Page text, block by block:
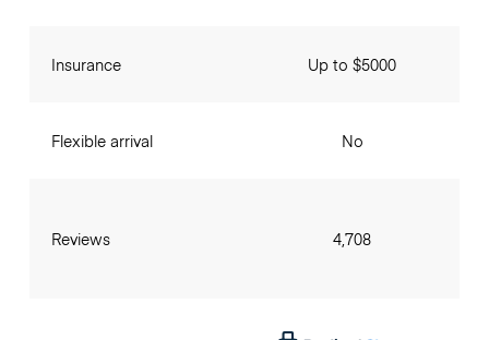
Insurance
Flexible arrival
Reviews
Up to $5000
No
4,708